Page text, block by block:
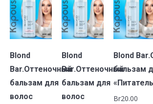
корзину
Blond
Bar.Оттеночный
бальзам для
волос
корзину
Blond
Bar.Оттеночный
бальзам для
волос
корзину
Blond
бальзам
Br20.00